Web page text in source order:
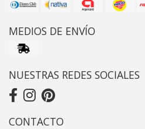
MEDIOS DE ENVÍO
NUESTRAS REDES SOCIALES
CONTACTO